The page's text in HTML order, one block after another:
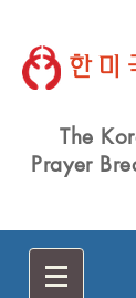
한미
The
Prayer